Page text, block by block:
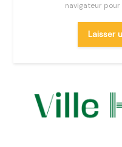
navigateur